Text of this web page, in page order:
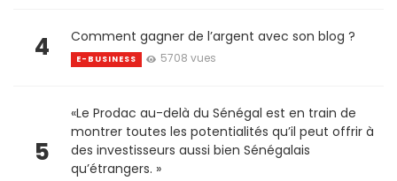
4 Comment gagner de l’argent avec son blog ?
E-BUSINESS 5708 vues
5
«Le Prodac au-delà du Sénégal est en train de
montrer toutes les potentialités qu’il peut offrir à
des investisseurs aussi bien Sénégalais
qu’étrangers. »